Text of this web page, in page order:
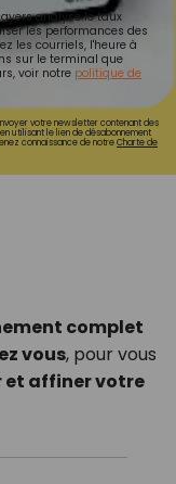
analyse le taux
les performances des
les courriels, l'heure à
sur le terminal que
voir notre politique de
votre newsletter contenant des
utilisant le lien de désabonnement
connaissance de notreCharte de
complet
vous, pour vous
et affiner votre